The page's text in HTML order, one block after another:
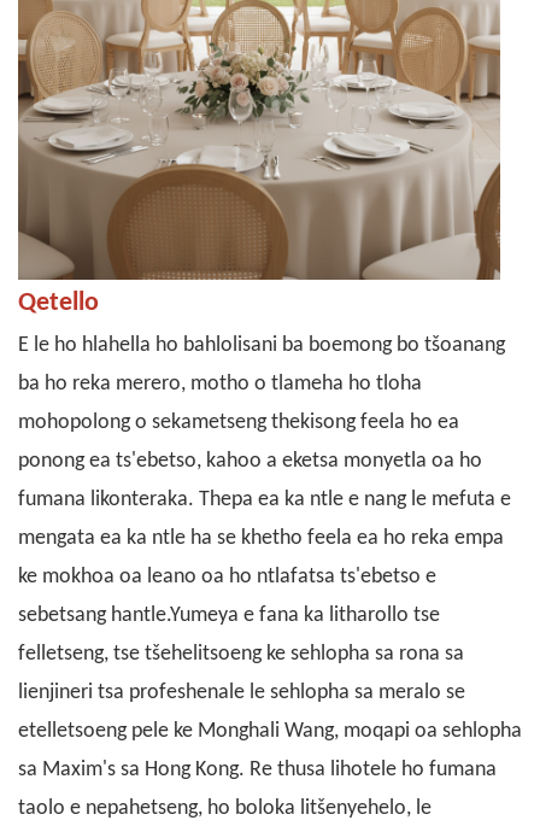
Qetello
E le ho hlahella ho bahlolisani ba boemong bo tšoanang
ba ho reka merero, motho o tlameha ho tloha
mohopolong o sekametseng thekisong feela ho ea
ponong ea ts'ebetso, kahoo a eketsa monyetla oa ho
fumana likonteraka. Thepa ea ka ntle e nang le mefuta e
mengata ea ka ntle ha se khetho feela ea ho reka empa
ke mokhoa oa leano oa ho ntlafatsa ts'ebetso e
sebetsang hantle.Yumeya e fana ka litharollo tse
felletseng, tse tšehelitsoeng ke sehlopha sa rona sa
lienjineri tsa profeshenale le sehlopha sa meralo se
etelletsoeng pele ke Monghali Wang, moqapi oa sehlopha
sa Maxim's sa Hong Kong. Re thusa lihotele ho fumana
taolo e nepahetseng, ho boloka litšenyehelo, le